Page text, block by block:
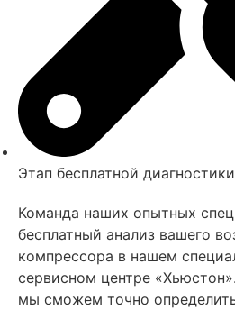
Этап бесплатной
Команда наших опытных
бесплатный анализ вашего
компрессора в нашем
сервисном центре
мы сможем точно